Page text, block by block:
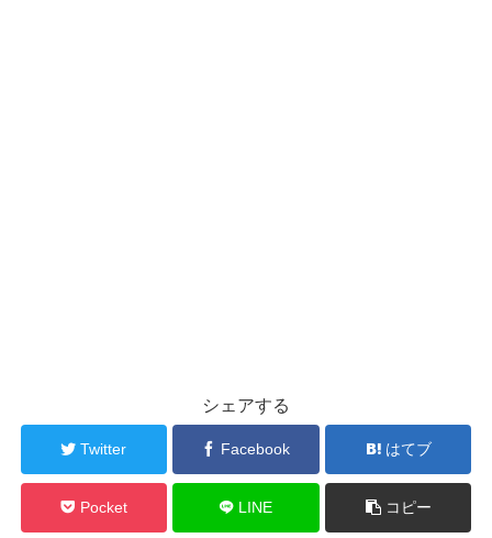
シェアする
Twitter Facebook はてブ
Pocket LINE コピー